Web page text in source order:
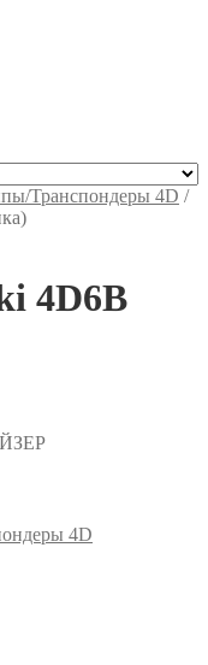
Транспондеры 4D /
4D6B
4D